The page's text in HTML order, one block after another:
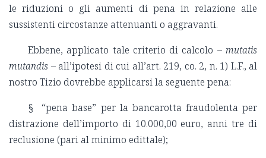
le riduzioni o gli aumenti di pena in relazione alle
sussistenti circostanze attenuanti o aggravanti.
Ebbene, applicato tale criterio di calcolo – mutatis
mutandis – all’ipotesi di cui all’art. 219, co. 2, n. 1) L.F., al
nostro Tizio dovrebbe applicarsi la seguente pena:
§ “pena base” per la bancarotta fraudolenta per
distrazione dell’importo di 10.000,00 euro, anni tre di
reclusione (pari al minimo edittale);